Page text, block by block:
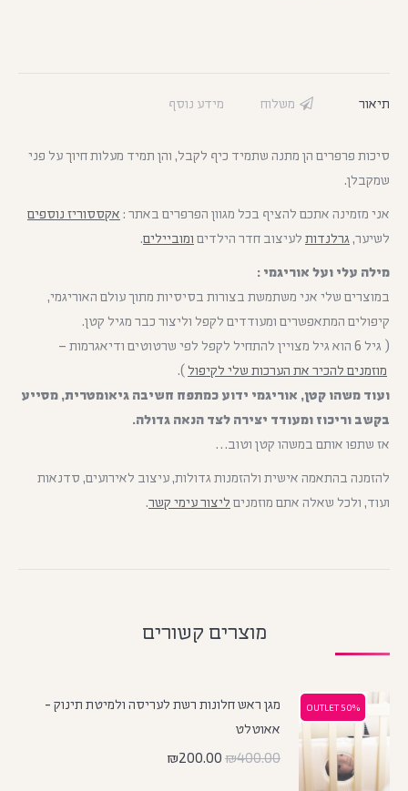
תיאור משלוח מידע נוסף
סיכות פרפרים הן מתנה שתמיד כיף לקבל, והן תמיד מעלות חיוך על פני
שמקבלן.
אני מזמינה אתכם להציף בכל מגוון הפרפרים באתר : אקססוריז נוספים
לשיער, גרלנדות לעיצוב חדר הילדים ומוביילים.
מילה עלי ועל אוריגמי :
במוצרים שלי אני משתמשת בצורות בסיסיות מתוך עולם האוריגמי,
קיפולים המתאפשרים ומעודדים לקפל וליצור כבר מגיל קטן.
( גיל 6 הוא גיל מצויין להתחיל לקפל לפי שרטוטים ודיאגרמות –
מוזמנים להכיר את הערכות שלי לקיפול ).
ועוד משהו קטן, אוריגמי ידוע כמתפח חשיבה גיאומטרית, מסייע
בקשב וריכוז ומעודד יצירה לצד הנאה גדולה.
אז שתפו אותם במשהו קטן וטוב…
להזמנה בהתאמה אישית ולהזמנות גדולות, עיצוב לאירועים, סדנאות
ועוד, ולכל שאלה אתם מוזמנים ליצור עימי קשר.
מוצרים קשורים
50% OUTLET
50% OUTLET
מגן ראש חלונות רשת לעריסה ולמיטת תינוק -
אאוטלט
₪400.00
₪200.00